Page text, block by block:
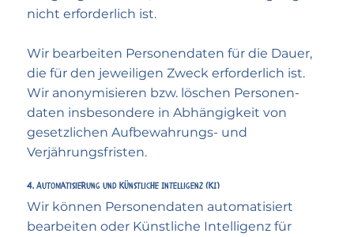
nicht erforder­lich ist.
Wir bearbeiten Personen­daten für die Dauer,
die für den jeweiligen Zweck erforderlich ist.
Wir anonymisieren bzw. löschen Personen­
daten insbesondere in Abhängigkeit von
gesetzlichen Aufbewahrungs- und
Verjährungs­fristen.
4. Auto­matisierung und Künst­liche Intelli­genz (KI)
Wir können Personendaten automatisiert
bear­beiten oder Künst­liche Intelli­genz für